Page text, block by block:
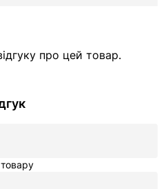
про цей товар.